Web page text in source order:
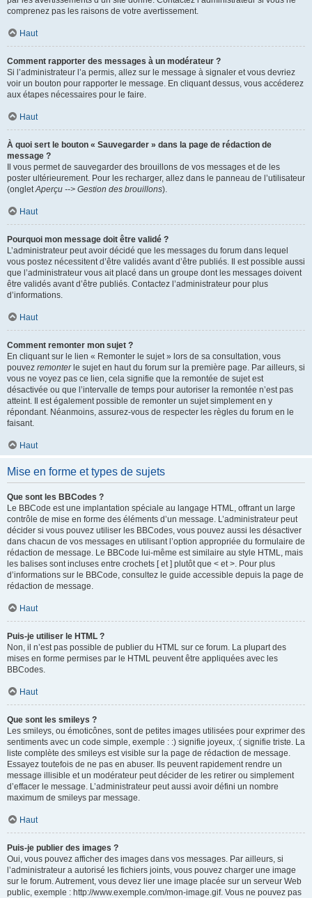
comprenez pas les raisons de votre avertissement.
Haut
Comment rapporter des messages à un modérateur ?
Si l’administrateur l’a permis, allez sur le message à signaler et vous devriez
voir un bouton pour rapporter le message. En cliquant dessus, vous accéderez
aux étapes nécessaires pour le faire.
Haut
À quoi sert le bouton « Sauvegarder » dans la page de rédaction de
message ?
Il vous permet de sauvegarder des brouillons de vos messages et de les
poster ultérieurement. Pour les recharger, allez dans le panneau de l’utilisateur
(ongletAperçu --> Gestion des brouillons).
Haut
Pourquoi mon message doit être validé ?
L’administrateur peut avoir décidé que les messages du forum dans lequel
vous postez nécessitent d’être validés avant d’être publiés. Il est possible aussi
que l’administrateur vous ait placé dans un groupe dont les messages doivent
être validés avant d’être publiés. Contactez l’administrateur pour plus
d’informations.
Haut
Comment remonter mon sujet ?
En cliquant sur le lien « Remonter le sujet » lors de sa consultation, vous
pouvez remonterle sujet en haut du forum sur la première page. Par ailleurs, si
vous ne voyez pas ce lien, cela signifie que la remontée de sujet est
désactivée ou que l’intervalle de temps pour autoriser la remontée n’est pas
atteint. Il est également possible de remonter un sujet simplement en y
répondant. Néanmoins, assurez-vous de respecter les règles du forum en le
faisant.
Haut
Mise en forme et types de sujets
Que sont les BBCodes ?
Le BBCode est une implantation spéciale au langage HTML, offrant un large
contrôle de mise en forme des éléments d’un message. L’administrateur peut
décider si vous pouvez utiliser les BBCodes, vous pouvez aussi les désactiver
dans chacun de vos messages en utilisant l’option appropriée du formulaire de
rédaction de message. Le BBCode lui-même est similaire au style HTML, mais
les balises sont incluses entre crochets [ et ] plutôt que < et >. Pour plus
d’informations sur le BBCode, consultez le guide accessible depuis la page de
rédaction de message.
Haut
Puis-je utiliser le HTML ?
Non, il n’est pas possible de publier du HTML sur ce forum. La plupart des
mises en forme permises par le HTML peuvent être appliquées avec les
BBCodes.
Haut
Que sont les smileys ?
Les smileys, ou émoticônes, sont de petites images utilisées pour exprimer des
sentiments avec un code simple, exemple : :) signifie joyeux, :( signifie triste. La
liste complète des smileys est visible sur la page de rédaction de message.
Essayez toutefois de ne pas en abuser. Ils peuvent rapidement rendre un
message illisible et un modérateur peut décider de les retirer ou simplement
d’effacer le message. L’administrateur peut aussi avoir défini un nombre
maximum de smileys par message.
Haut
Puis-je publier des images ?
Oui, vous pouvez afficher des images dans vos messages. Par ailleurs, si
l’administrateur a autorisé les fichiers joints, vous pouvez charger une image
sur le forum. Autrement, vous devez lier une image placée sur un serveur Web
public, exemple : http://www.exemple.com/mon-image.gif. Vous ne pouvez pas